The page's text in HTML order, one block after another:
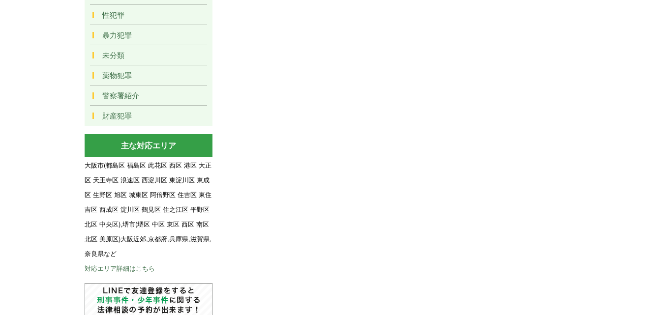
性犯罪
暴力犯罪
未分類
薬物犯罪
警察署紹介
財産犯罪
主な対応エリア
大阪市(都島区 福島区 此花区 西区 港区 大正
区 天王寺区 浪速区 西淀川区 東淀川区 東成
区 生野区 旭区 城東区 阿倍野区 住吉区 東住
吉区 西成区 淀川区 鶴見区 住之江区 平野区
北区 中央区),堺市(堺区 中区 東区 西区 南区
北区 美原区)大阪近郊,京都府,兵庫県,滋賀県,
奈良県など
対応エリア詳細はこちら